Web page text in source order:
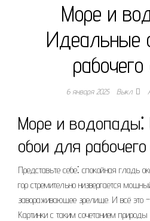
Море и
Идеальные
6 января 2025 Выкл.
Море и
обои для
Представьте себе⁚ спокойная гладь
гор стремительно низвергается
завораживающее зрелище. И всё это
Картинки с таким сочетанием